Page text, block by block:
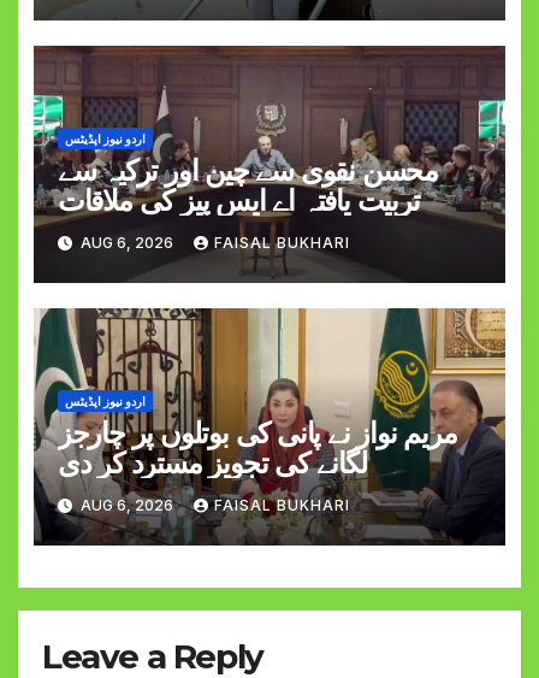
اردو نیوز اپڈیٹس
محسن نقوی سے چین اور ترکیہ سے
تربیت یافتہ اے ایس پیز کی ملاقات
AUG 6, 2026 FAISAL BUKHARI
اردو نیوز اپڈیٹس
مریم نواز نے پانی کی بوتلوں پر چارجز
لگانے کی تجویز مسترد کر دی
AUG 6, 2026 FAISAL BUKHARI
Leave a Reply